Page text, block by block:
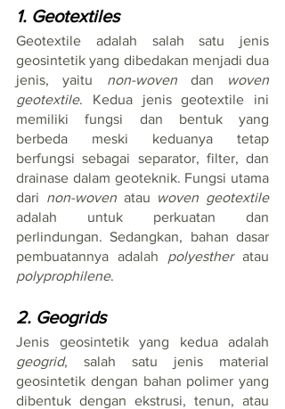
1. Geotextiles
Geotextile adalah salah satu jenis
geosintetik yang dibedakan menjadi dua
jenis, yaitu non-woven dan
woven
geotextile. Kedua jenis geotextile ini
memiliki fungsi dan bentuk yang
berbeda meski keduanya tetap
berfungsi sebagai separator, filter, dan
drainase dalam geoteknik. Fungsi utama
dari non-woven atau woven geotextile
adalah untuk perkuatan dan
perlindungan. Sedangkan, bahan dasar
pembuatannya adalah polyesther
polyprophilene.
2. Geogrids
geogrid, salah satu jenis material
geosintetik dengan bahan polimer yang
dibentuk dengan ekstrusi, tenun, atau